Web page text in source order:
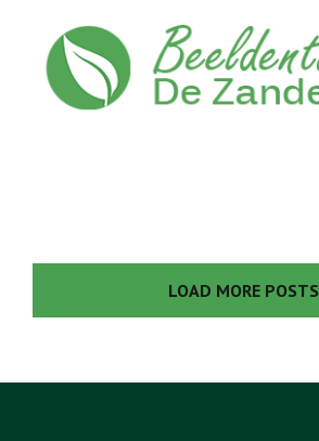
LOAD MORE POSTS